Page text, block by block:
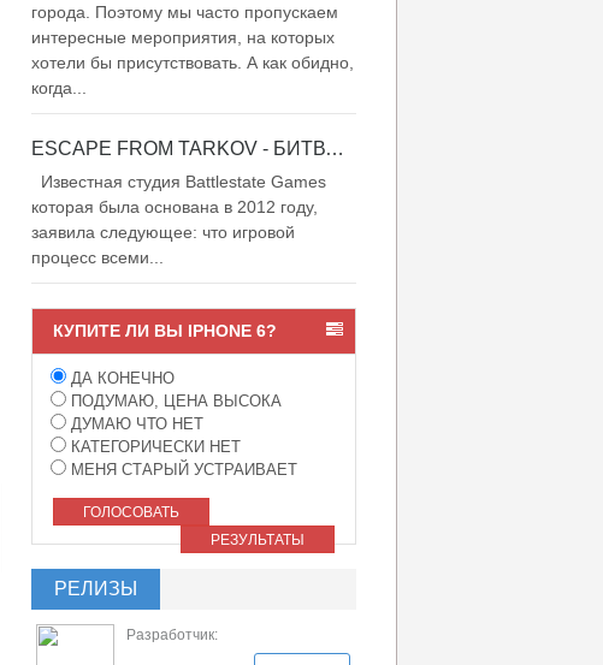
города. Поэтому мы часто пропускаем
интересные мероприятия, на которых
хотели бы присутствовать. А как обидно,
когда...
ESCAPE FROM TARKOV - БИТВА ЗА ТАРКОВ
Известная студия Battlestate Games
которая была основана в 2012 году,
заявила следующее: что игровой
процесс всеми...
КУПИТЕ ЛИ ВЫ IPHONE 6?
ДА КОНЕЧНО
ПОДУМАЮ, ЦЕНА ВЫСОКА
ДУМАЮ ЧТО НЕТ
КАТЕГОРИЧЕСКИ НЕТ
МЕНЯ СТАРЫЙ УСТРАИВАЕТ
ГОЛОСОВАТЬ
РЕЗУЛЬТАТЫ
РЕЛИЗЫ
Разработчик: